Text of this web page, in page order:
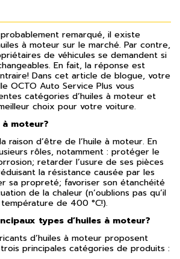
probablement remarqué, il existe
à moteur sur le marché. Par contre,
de véhicules se demandent si
En fait, la réponse est
Dans cet article de blogue, votre
OCTO Auto Service Plus vous
catégories d’huiles à moteur et
choix pour votre voiture.
moteur?
raison d’être de l’huile à moteur. En
rôles, notamment : protéger le
retarder l’usure de ses pièces
la résistance causée par les
sa propreté; favoriser son étanchéité
de la chaleur (n’oublions pas qu’il
de 400 °C!).
types d’huiles à moteur?
d’huiles à moteur proposent
principales catégories de produits :